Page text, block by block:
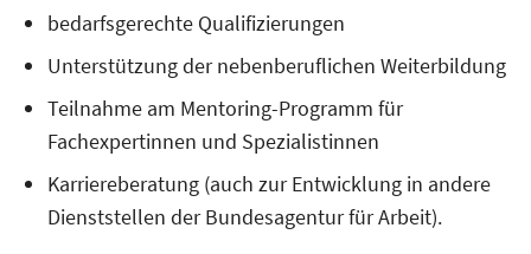
bedarfsgerechte Qualifizierungen
Unterstützung der nebenberuflichen Weiterbildung
Teilnahme am Mentoring-Programm für
Fachexpertinnen und Spezialistinnen
Karriereberatung (auch zur Entwicklung in andere
Dienststellen der Bundesagentur für Arbeit).